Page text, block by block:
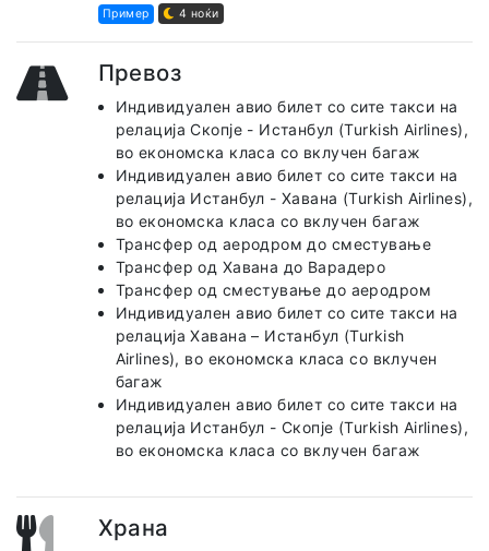
Пример 4 ноќи
Превоз
Индивидуален авио билет со сите такси на
релација Скопје - Истанбул (Turkish Airlines),
во економска класа со вклучен багаж
Индивидуален авио билет со сите такси на
релација Истанбул - Хавана (Turkish Airlines),
во економска класа со вклучен багаж
Трансфер од аеродром до сместување
Трансфер од Хавана до Варадеро
Трансфер од сместување до аеродром
Индивидуален авио билет со сите такси на
релација Хавана – Истанбул (Turkish
Airlines), во економска класа со вклучен
багаж
Индивидуален авио билет со сите такси на
релација Истанбул - Скопје (Turkish Airlines),
во економска класа со вклучен багаж
Храна